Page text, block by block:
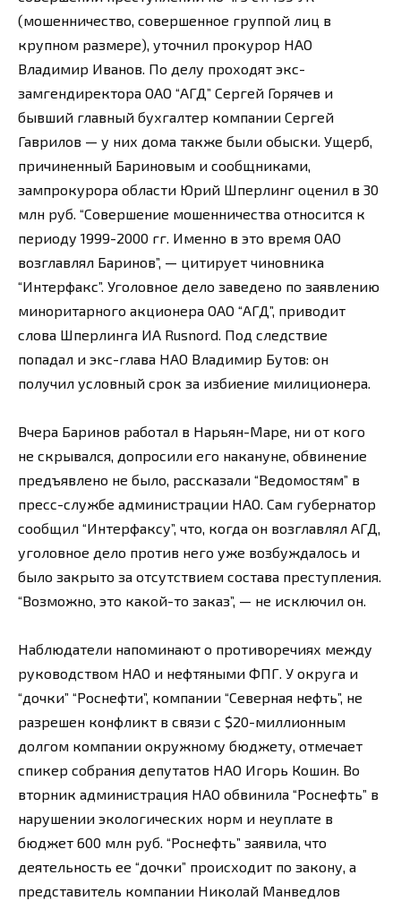
(мошенничество, совершенное группой лиц в
крупном размере), уточнил прокурор НАО
Владимир Иванов. По делу проходят экс-
замгендиректора ОАО “АГД” Сергей Горячев и
бывший главный бухгалтер компании Сергей
Гаврилов — у них дома также были обыски. Ущерб,
причиненный Бариновым и сообщниками,
зампрокурора области Юрий Шперлинг оценил в 30
млн руб. “Совершение мошенничества относится к
периоду 1999-2000 гг. Именно в это время ОАО
возглавлял Баринов”, — цитирует чиновника
“Интерфакс”. Уголовное дело заведено по заявлению
миноритарного акционера ОАО “АГД”, приводит
слова Шперлинга ИА Rusnord. Под следствие
попадал и экс-глава НАО Владимир Бутов: он
получил условный срок за избиение милиционера.
Вчера Баринов работал в Нарьян-Маре, ни от кого
не скрывался, допросили его накануне, обвинение
предъявлено не было, рассказали “Ведомостям” в
пресс-службе администрации НАО. Сам губернатор
сообщил “Интерфаксу”, что, когда он возглавлял АГД,
уголовное дело против него уже возбуждалось и
было закрыто за отсутствием состава преступления.
“Возможно, это какой-то заказ”, — не исключил он.
Наблюдатели напоминают о противоречиях между
руководством НАО и нефтяными ФПГ. У округа и
“дочки” “Роснефти”, компании “Северная нефть”, не
разрешен конфликт в связи с $20-миллионным
долгом компании окружному бюджету, отмечает
спикер собрания депутатов НАО Игорь Кошин. Во
вторник администрация НАО обвинила “Роснефть” в
нарушении экологических норм и неуплате в
бюджет 600 млн руб. “Роснефть” заявила, что
деятельность ее “дочки” происходит по закону, а
представитель компании Николай Манведлов